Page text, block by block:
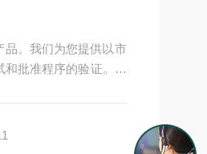
品。我们为您提供以市
和批准程序的验证。我